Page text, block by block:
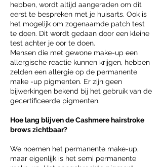
hebben, wordt altijd aangeraden om dit
eerst te bespreken met je huisarts. Ook is
het mogelijk om zogenaamde patch test
te doen. Dit wordt gedaan door een kleine
test achter je oor te doen.
Mensen die met gewone make-up een
allergische reactie kunnen krijgen, hebben
zelden een allergie op de permanente
make -up pigmenten. Er zijn geen
bijwerkingen bekend bij het gebruik van de
gecertificeerde pigmenten.
Hoe lang blijven de Cashmere hairstroke
brows zichtbaar?
We noemen het permanente make-up,
maar eigenlijk is het semi permanente